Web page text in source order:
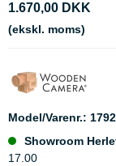
1.670,00 DKK
(ekskl. moms)
Model/Varenr.:
Showroom
17.00